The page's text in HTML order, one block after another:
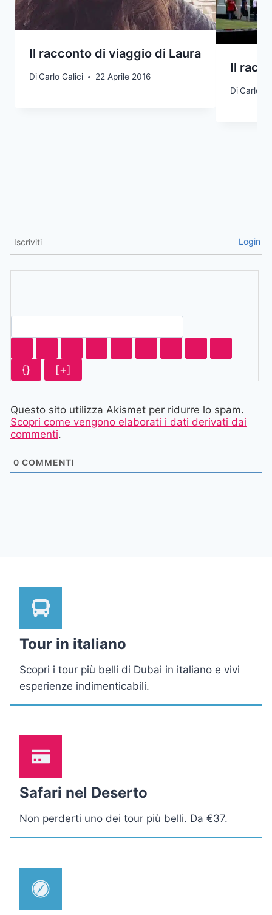
Il racconto di viaggio di Laura
DiCarlo Galici 22 Aprile 2016
Il
DiCarlo
Iscriviti Login
{} [+]
Questo sito utilizza Akismet per ridurre lo spam.
Scopri come vengono elaborati i dati derivati dai
commenti.
0 COMMENTI
Tour in italiano
Scopri i tour più belli di Dubai in italiano e vivi
esperienze indimenticabili.
Safari nel Deserto
Non perderti uno dei tour più belli. Da €37.